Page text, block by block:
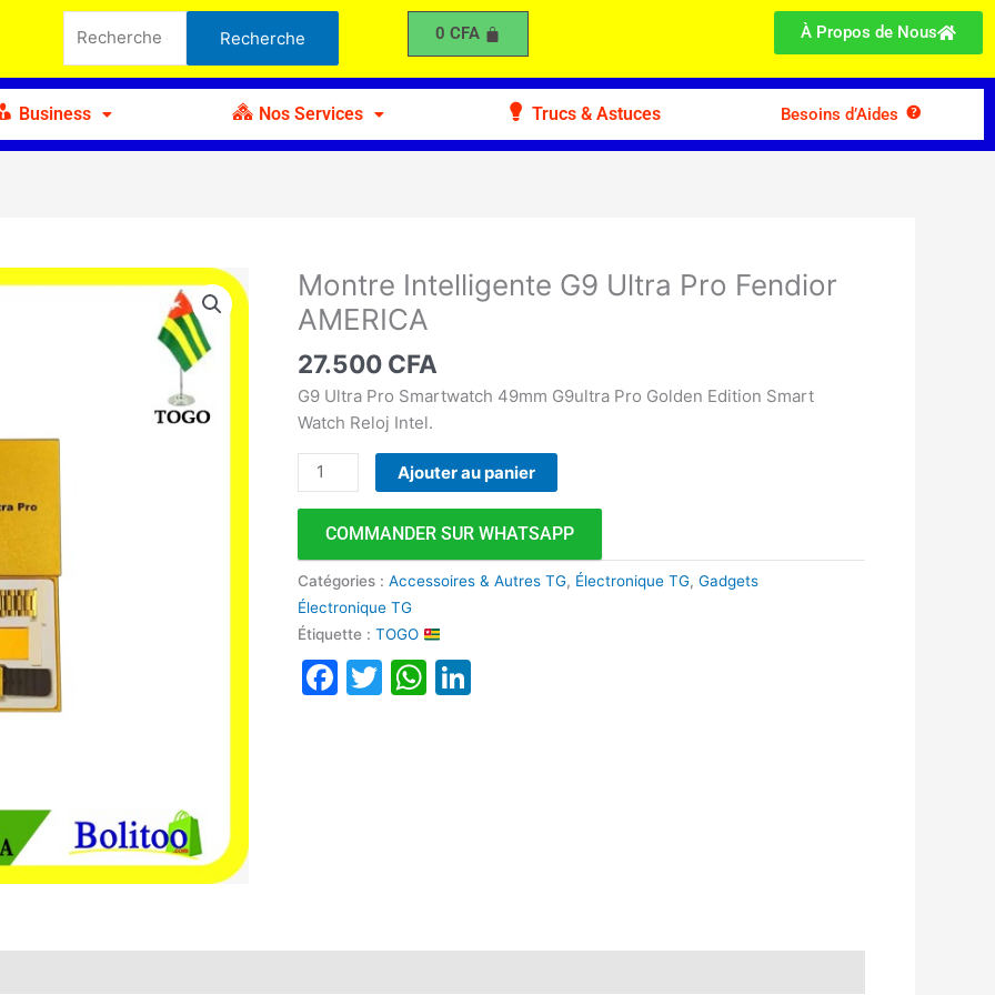
pour :
Recherche 0 CFA À Propos de Nous
Business Nos Services Trucs & Astuces Besoins d’Aides
Montre Intelligente G9 Ultra Pro Fendior
AMERICA
27.500 CFA
G9 Ultra Pro Smartwatch 49mm G9ultra Pro Golden Edition Smart
Watch Reloj Intel.
quantité
de
Montre
Intelligente
G9
Ultra
Fendior
AMERICA
Ajouter au panier
COMMANDER SUR WHATSAPP
Catégories :Accessoires & Autres TG, Électronique TG,Gadgets
Électronique TG
Étiquette :TOGO
Facebook
TwitterWhatsApp
Intelligente
Pro
Fendior
AMERICA